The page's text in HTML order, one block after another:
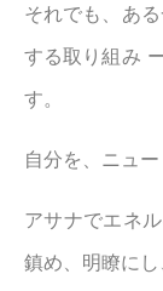
それでも、あ
する取り組み
す。
自分を、ニュ
アサナでエネ
鎮め、明瞭にし